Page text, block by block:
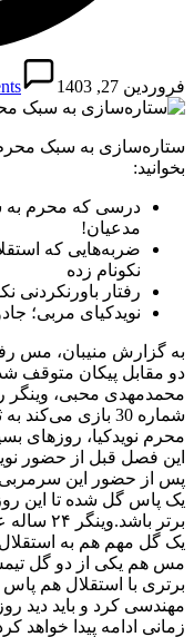
فروردین 27, 1403
ستاره‌سازی به سبک
بخوانید:
مدعیان!
ضربه‌هایی که
نکونام زده
رفتار باورنکردنی
نویدکیای مربی؛
به گزارش منیبان، مس
دو مقابل پیکان متوقف شد
شماره 30 بازی
محرم نویدکیا، روزهای
این فصل قبل از حضور
پس از حضور این
یک پاس گل شده تا این
برتر
یک گل مهم هم به
مس هم یکی از دو گل
برتری با استقلال هم
مهندسی کرد و باید دید
زمانی ادامه پیدا خواهد